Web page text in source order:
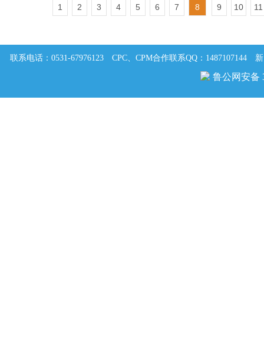
1 2 3 4 5 6 7 8 9 10 11
联系电话：0531-67976123 CPC、CPM合作联系QQ：1487107144
鲁公网安备